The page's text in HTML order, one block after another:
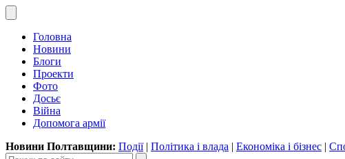
Головна
Новини
Блоги
Проекти
Фото
Досьє
Війна
Допомога армії
Новини Полтавщини: Події| Політика і влада | Економіка і бізнес |